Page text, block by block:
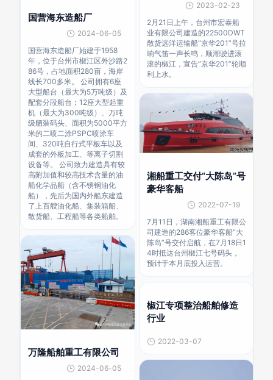
国营海东造船厂
2024-06-05
国营海东造船厂始建于1958
年，位于台州市椒江区外沙路2
86号，占地面积280亩，海岸
线长700多米。 公司拥有6座
大型船台（最大为5万吨级）及
配套分段船台；12座大型起重
机（最大为300吨级）、万吨
级舾装码头、面积为5000平方
米的二喷二涂PSPC喷涂车
间、320吨自行式平板车以及
成套的外板加工、等离子切割
设备等。 公司致力建造具有较
高附加值和较高技术含量的油
船化学品船（含不锈钢油化
船），先后为国内外船东建造
了上百艘油化船、集装箱船、
散货船、工程船等各类船舶。
万隆船舶重工有限公司
2024-06-05
2023-02-23
2月21日上午，台州市宏泰船
业有限公司建造的22500DWT
散货远洋运输船“京华201”号拉
响气笛一声长鸣，顺潮驶进滚
滚的椒江，宣告“京华201”轮顺
利上水。
湘船重工交付“大陈岛”号
豪华客船
2022-07-19
7月11日，湖南湘船重工有限公
司建造的286客位豪华客船“大
陈岛”号交付启航，在7月18日1
4时抵达台州椒江七号码头，
预计于本月底投入运营。
椒江专项整治船舶修造
行业
2022-03-07